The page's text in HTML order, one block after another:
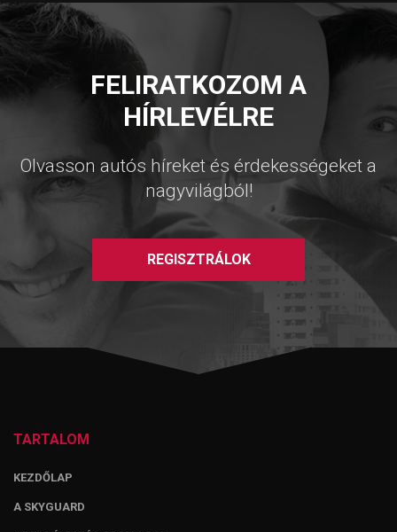
FELIRATKOZOM A
HÍRLEVÉLRE
Olvasson autós híreket és érdekességeket a
nagyvilágból!
REGISZTRÁLOK
TARTALOM
KEZDŐLAP
A SKYGUARD